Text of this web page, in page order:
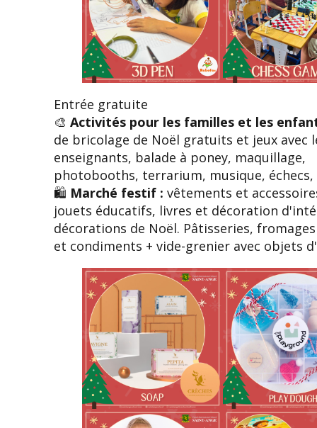
Entrée gratuite
🎨 Activités pour les familles et les
de bricolage de Noël gratuits et jeux avec
enseignants, balade à poney, maquillage,
photobooths, terrarium, musique,
🛍️ Marché festif : vêtements et
jouets éducatifs, livres et décoration
décorations de Noël. Pâtisseries,
et condiments + vide-grenier avec objets